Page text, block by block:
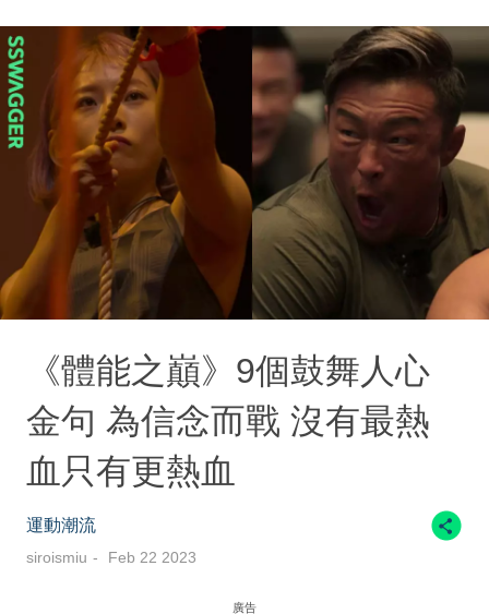
《體能之巔》9個鼓舞人心
金句 為信念而戰 沒有最熱
血只有更熱血
運動潮流
siroismiu Feb 22 2023
廣告